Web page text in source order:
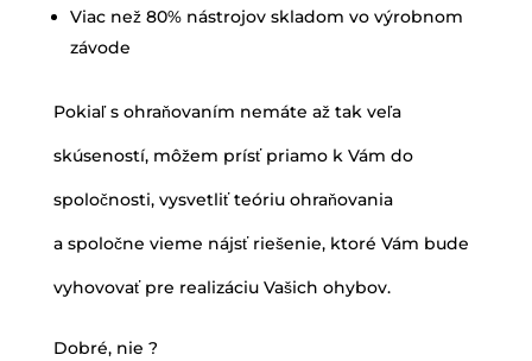
Viac než 80% nástrojov skladom vo výrobnom
závode
Pokiaľ s ohraňovaním nemáte až tak veľa
skúseností, môžem prísť priamo k Vám do
spoločnosti, vysvetliť teóriu ohraňovania
a spoločne vieme nájsť riešenie, ktoré Vám bude
vyhovovať pre realizáciu Vašich ohybov.
Dobré, nie ?